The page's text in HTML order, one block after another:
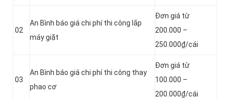
02
An Bình báo giá chi phí thi công lắp
máy giặt
Đơn giá từ
200.000 –
250.000₫/cái
03
An Bình báo giá chi phí thi công thay
phao cơ
Đơn giá từ
100.000 –
200.000₫/cái